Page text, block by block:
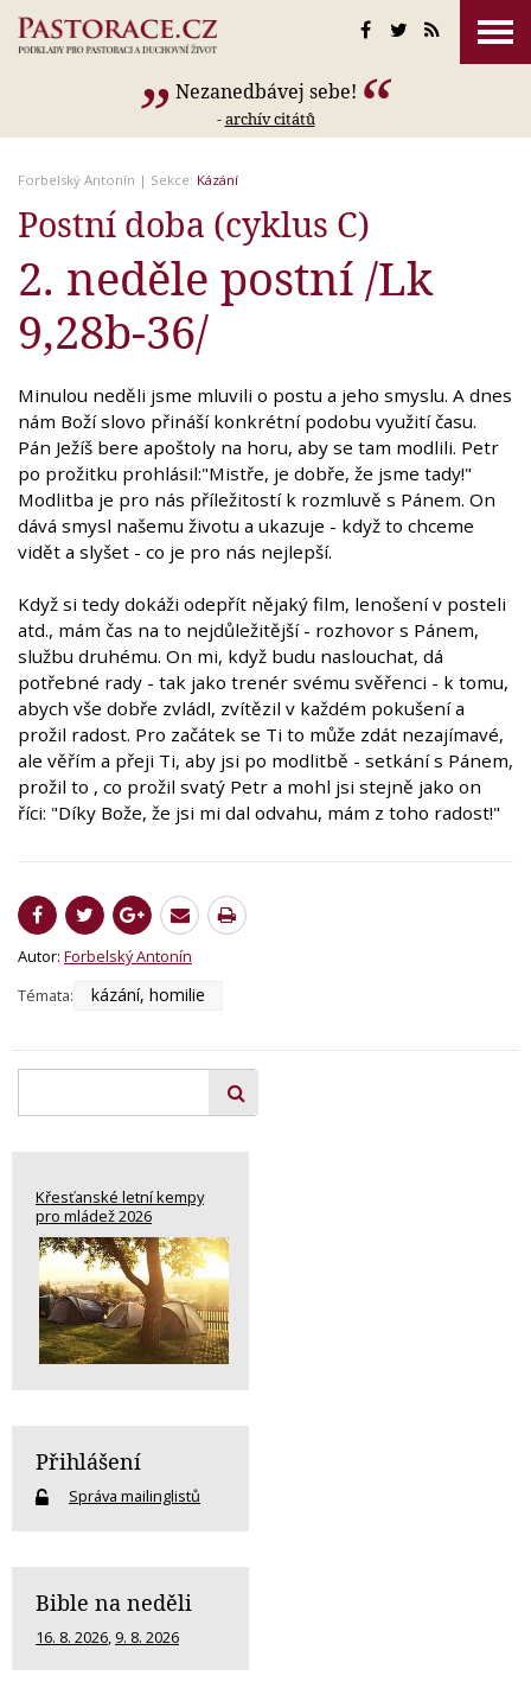
Nezanedbávej sebe!
-archív citátů
Forbelský Antonín | Sekce: Kázání
Postní doba (cyklus C)
2. neděle postní /Lk
9,28b-36/
Minulou neděli jsme mluvili o postu a jeho smyslu. A dnes
nám Boží slovo přináší konkrétní podobu využití času.
Pán Ježíš bere apoštoly na horu, aby se tam modlili. Petr
po prožitku prohlásil:"Mistře, je dobře, že jsme tady!"
Modlitba je pro nás příležitostí k rozmluvě s Pánem. On
dává smysl našemu životu a ukazuje - když to chceme
vidět a slyšet - co je pro nás nejlepší.
Když si tedy dokáži odepřít nějaký film, lenošení v posteli
atd., mám čas na to nejdůležitější - rozhovor s Pánem,
službu druhému. On mi, když budu naslouchat, dá
potřebné rady - tak jako trenér svému svěřenci - k tomu,
abych vše dobře zvládl, zvítězil v každém pokušení a
prožil radost. Pro začátek se Ti to může zdát nezajímavé,
ale věřím a přeji Ti, aby jsi po modlitbě - setkání s Pánem,
prožil to , co prožil svatý Petr a mohl jsi stejně jako on
říci: "Díky Bože, že jsi mi dal odvahu, mám z toho radost!"
Autor: Forbelský Antonín
Témata:
kázání, homilie
Křesťanské letní kempy
pro mládež 2026
Přihlášení
Správa mailinglistů
Bible na neděli
16. 8. 2026, 9. 8. 2026